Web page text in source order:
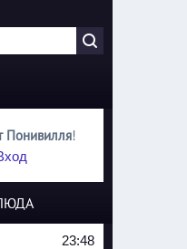
Понивилля!
23:48